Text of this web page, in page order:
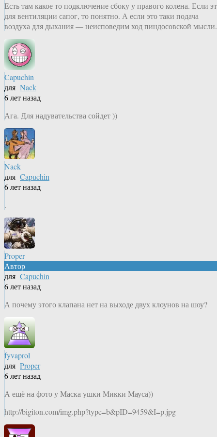
Есть там какое то подключение сбоку у правого колена. Если
для вентиляции сапог, то понятно. А если это таки подача
воздуха для дыхания — неисповедим ход пиндосовской мысли.
Capuchin
для Nack
6 лет назад
Ага. Для надувательства сойдет ))
Nack
для Capuchin
6 лет назад
.
Proper
Автор
для Capuchin
6 лет назад
А почему этого клапана нет на выходе двух клоунов на шоу?
fyvaprol
для Proper
6 лет назад
А ещё на фото у Маска ушки Микки Мауса))
http://bigiton.com/img.php?type=b&pID=9459&I=p.jpg